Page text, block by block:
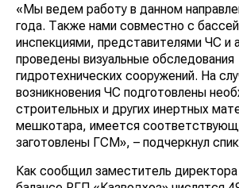
«Мы ведем работу в данном
года. Также нами совместно с
инспекциями, представителями ЧС и
проведены визуальные обследования
гидротехнических сооружений. На
возникновения ЧС подготовлены
строительных и других инертных
мешкотара, имеется
заготовлены ГСМ», – подчеркнул
Как сообщил заместитель